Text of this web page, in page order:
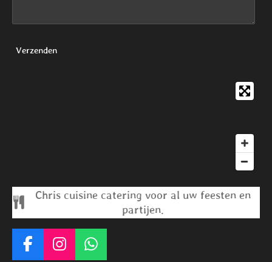
Verzenden
Chris cuisine catering voor al uw feesten en
partijen.
F
I
W